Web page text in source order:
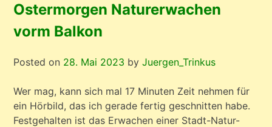
mir
Ostermorgen Naturerwachen
vorm Balkon
Posted on 28. Mai 2023 byJuergen_Trinkus
Wer mag, kann sich mal 17 Minuten Zeit nehmen für
ein Hörbild, das ich gerade fertig geschnitten habe.
Festgehalten ist das Erwachen einer Stadt-Natur-